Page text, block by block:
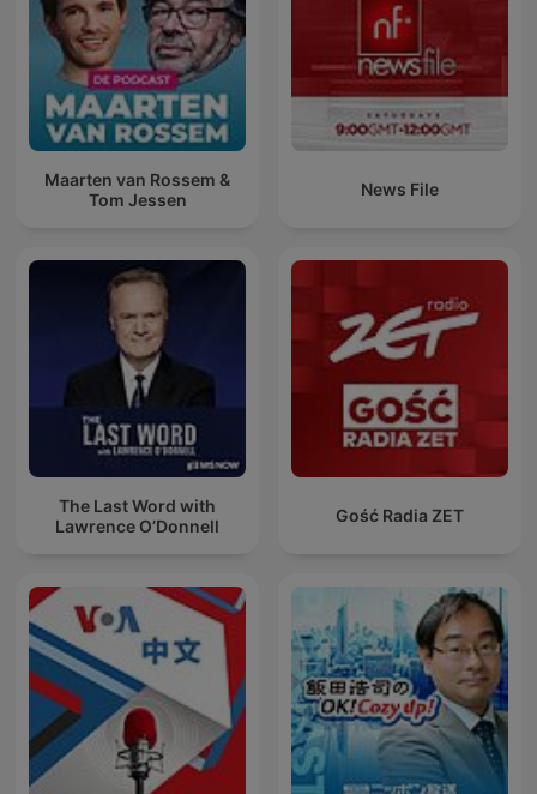
Maarten van Rossem &
Tom Jessen
News File
The Last Word with
Lawrence O’Donnell
Gość Radia ZET